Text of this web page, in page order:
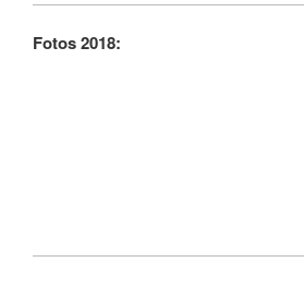
Fotos 2018: